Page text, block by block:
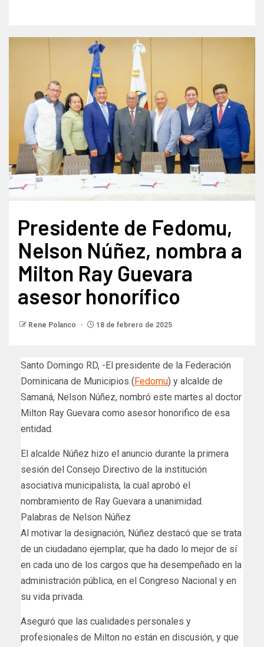
Presidente de Fedomu,
Nelson Núñez, nombra a
Milton Ray Guevara
asesor honorífico
Rene Polanco 18 de febrero de 2025
Santo Domingo RD, -El presidente de la Federación
Dominicana de Municipios ( Fedomu) y alcalde de
Samaná, Nelson Núñez, nombró este martes al doctor
Milton Ray Guevara como asesor honorifico de esa
entidad.
El alcalde Núñez hizo el anuncio durante la primera
sesión del Consejo Directivo de la institución
asociativa municipalista, la cual aprobó el
nombramiento de Ray Guevara a unanimidad.
Palabras de Nelson Núñez
Al motivar la designación, Núñez destacó que se trata
de un ciudadano ejemplar, que ha dado lo mejor de sí
en cada uno de los cargos que ha desempeñado en la
administración pública, en el Congreso Nacional y en
su vida privada.
Aseguró que las cualidades personales y
profesionales de Milton no están en discusión, y que